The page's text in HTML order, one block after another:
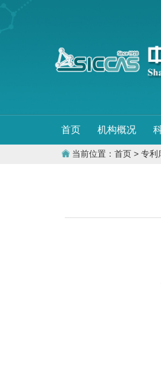
首页 机构概况
当前位置： 首页 > 专利